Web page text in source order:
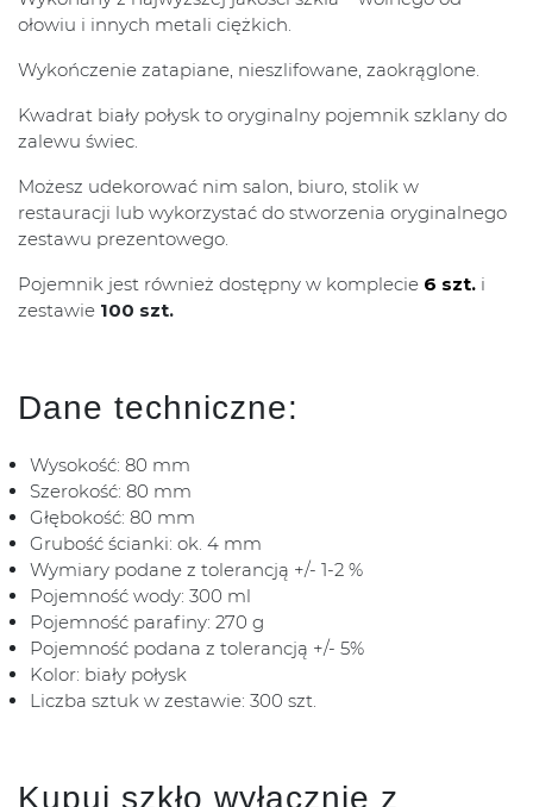
ołowiu i innych metali ciężkich.
Wykończenie zatapiane, nieszlifowane, zaokrąglone.
Kwadrat biały połysk to oryginalny pojemnik szklany do
zalewu świec.
Możesz udekorować nim salon, biuro, stolik w
restauracji lub wykorzystać do stworzenia oryginalnego
zestawu prezentowego.
Pojemnik jest również dostępny w komplecie 6 szt. i
zestawie 100 szt.
Dane techniczne:
Wysokość: 80 mm
Szerokość: 80 mm
Głębokość: 80 mm
Grubość ścianki: ok. 4 mm
Wymiary podane z tolerancją +/- 1-2 %
Pojemność wody: 300 ml
Pojemność parafiny: 270 g
Pojemność podana z tolerancją +/- 5%
Kolor: biały połysk
Liczba sztuk w zestawie: 300 szt.
Kupuj szkło wyłącznie z